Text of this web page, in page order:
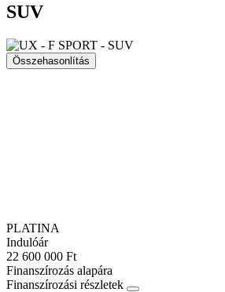
SUV
Összehasonlítás
PLATINA
Indulóár
22 600 000 Ft
Finanszírozás alapára
Finanszírozási részletek